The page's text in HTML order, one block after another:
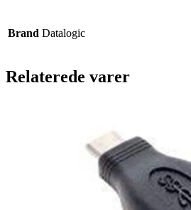
Brand Datalogic
Relaterede varer